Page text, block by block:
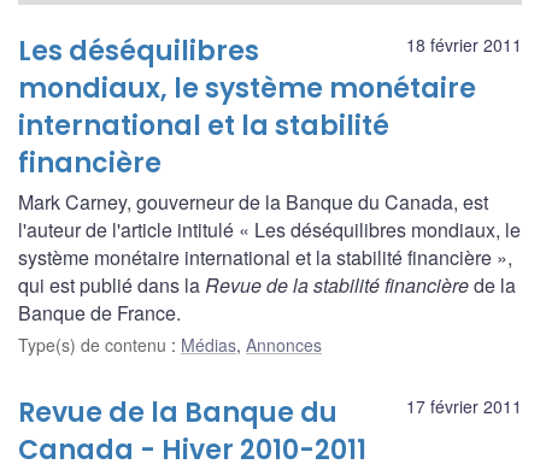
18 février 2011
Les déséquilibres
mondiaux, le système monétaire
international et la stabilité
financière
Mark Carney, gouverneur de la Banque du Canada, est
l'auteur de l'article intitulé « Les déséquilibres mondiaux, le
système monétaire international et la stabilité financière »,
qui est publié dans laRevue de la stabilité financièrede la
Banque de France.
Type(s) de contenu : Médias, Annonces
17 février 2011
Revue de la Banque du
Canada - Hiver 2010-2011